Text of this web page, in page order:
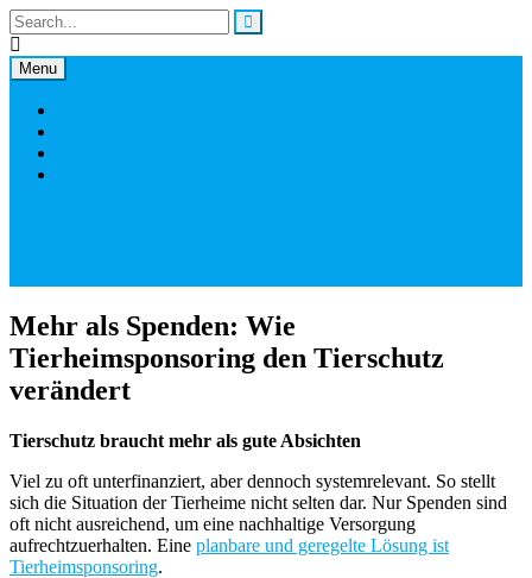
Skip
to
content
Menu
Mehr als Spenden: Wie
Tierheimsponsoring den Tierschutz
verändert
Tierschutz braucht mehr als gute Absichten
Viel zu oft unterfinanziert, aber dennoch systemrelevant. So stellt
sich die Situation der Tierheime nicht selten dar. Nur Spenden sind
oft nicht ausreichend, um eine nachhaltige Versorgung
aufrechtzuerhalten. Eine planbare und geregelte Lösung ist
Tierheimsponsoring.